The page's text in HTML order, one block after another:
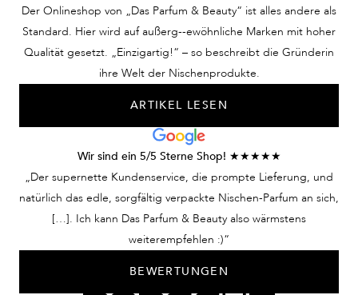
Der Onlineshop von „Das Parfum & Beauty“ ist alles andere als
Standard. Hier wird auf außerg--ewöhnliche Marken mit hoher
Qualität gesetzt. „Einzigartig!“ – so beschreibt die Gründerin
ihre Welt der Nischenprodukte.
ARTIKEL LESEN
Wir sind ein 5/5 Sterne Shop! ★★★★★
„Der supernette Kundenservice, die prompte Lieferung, und
natürlich das edle, sorgfältig verpackte Nischen-Parfum an sich,
[…]. Ich kann Das Parfum & Beauty also wärmstens
weiterempfehlen :)“
BEWERTUNGEN